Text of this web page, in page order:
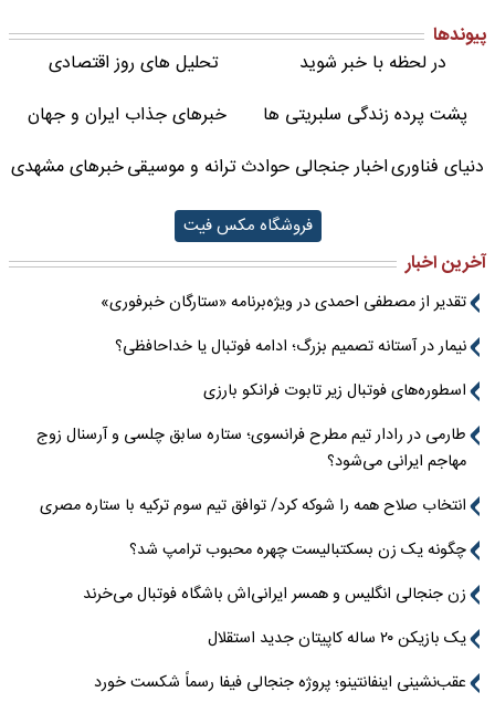
پیوندها
در لحظه با خبر شوید
تحلیل های روز اقتصادی
پشت پرده زندگی سلبریتی ها
خبرهای جذاب ایران و جهان
دنیای فناوریاخبار جنجالی حوادثترانه و موسیقیخبرهای مشهدی
فروشگاه مکس فیت
آخرین اخبار
تقدیر از مصطفی احمدی در ویژه‌برنامه «ستارگان خبرفوری»
نیمار در آستانه تصمیم بزرگ؛ ادامه فوتبال یا خداحافظی؟
اسطوره‌های فوتبال زیر تابوت فرانکو بارزی
طارمی در رادار تیم مطرح فرانسوی؛ ستاره سابق چلسی و آرسنال زوج
مهاجم ایرانی می‌شود؟
انتخاب صلاح همه را شوکه کرد/ توافق تیم سوم ترکیه با ستاره مصری
چگونه یک زن بسکتبالیست چهره محبوب ترامپ شد؟
زن جنجالی انگلیس و همسر ایرانی‌اش باشگاه فوتبال می‌خرند
یک بازیکن ۲۰ ساله کاپیتان جدید استقلال
عقب‌نشینی اینفانتینو؛ پروژه جنجالی فیفا رسماً شکست خورد